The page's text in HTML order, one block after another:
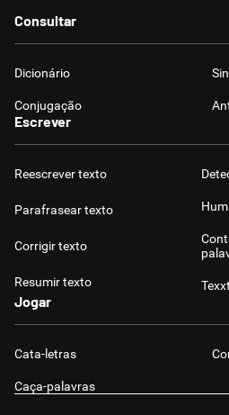
Consultar
Dicionário
Conjugação
Escrever
Reescrever texto
Parafrasear texto
Corrigir texto
Resumir texto
Jogar
Cata-letras
Caça-palavras